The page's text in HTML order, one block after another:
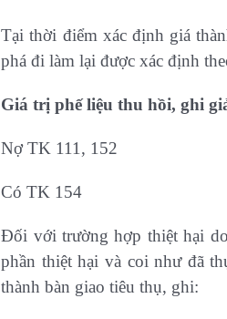
Tại thời điểm xác định giá
phá đi làm lại được xác định
Giá trị phế liệu thu hồi, ghi
Nợ TK 111, 152
Có TK 154
Đối với trường hợp thiệt hại
phần thiệt hại và coi như đã
thành bàn giao tiêu thụ, ghi: